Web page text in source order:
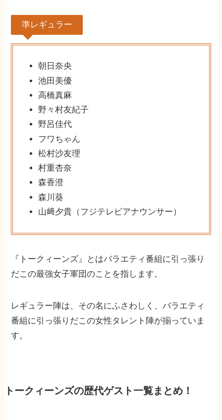
準レギュラー
朝日奈央
池田美優
高橋真麻
野々村友紀子
野呂佳代
フワちゃん
松村沙友理
村重杏奈
森香澄
森川葵
山﨑夕貴（フジテレビアナウンサー）
『トークィーンズ』とはバラエティ番組に引っ張り
だこの最強女子軍団のことを指します。
レギュラー陣は、その名にふさわしく、バラエティ
番組に引っ張りだこの女性タレント陣が揃っていま
す。
トークィーンズの歴代ゲスト一覧まとめ！